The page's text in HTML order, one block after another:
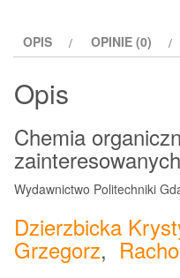
OPIS OPINIE (0)
Opis
Chemia
zainteresowanych
Wydawnictwo Politechniki
Dzierzbicka
Grzegorz,